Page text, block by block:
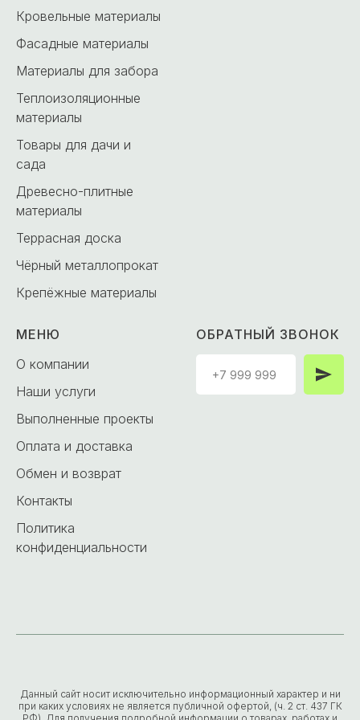
Кровельные материалы
Фасадные материалы
Материалы для забора
Теплоизоляционные
материалы
Товары для дачи и
сада
Древесно-плитные
материалы
Террасная доска
Чёрный металлопрокат
Крепёжные материалы
МЕНЮ
О компании
Наши услуги
Выполненные проекты
Оплата и доставка
Обмен и возврат
Контакты
Политика
конфиденциальности
ОБРАТНЫЙ ЗВОНОК
Данный сайт носит исключительно информационный характер и ни
при каких условиях не является публичной офертой, (ч. 2 ст. 437 ГК